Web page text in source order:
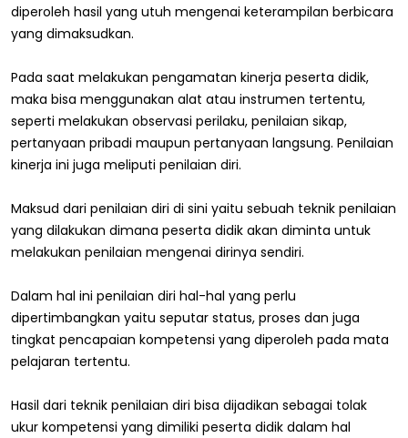
diperoleh hasil yang utuh mengenai keterampilan berbicara
yang dimaksudkan.
Pada saat melakukan pengamatan kinerja peserta didik,
maka bisa menggunakan alat atau instrumen tertentu,
seperti melakukan observasi perilaku, penilaian sikap,
pertanyaan pribadi maupun pertanyaan langsung. Penilaian
kinerja ini juga meliputi penilaian diri.
Maksud dari penilaian diri di sini yaitu sebuah teknik penilaian
yang dilakukan dimana peserta didik akan diminta untuk
melakukan penilaian mengenai dirinya sendiri.
Dalam hal ini penilaian diri hal-hal yang perlu
dipertimbangkan yaitu seputar status, proses dan juga
tingkat pencapaian kompetensi yang diperoleh pada mata
pelajaran tertentu.
Hasil dari teknik penilaian diri bisa dijadikan sebagai tolak
ukur kompetensi yang dimiliki peserta didik dalam hal